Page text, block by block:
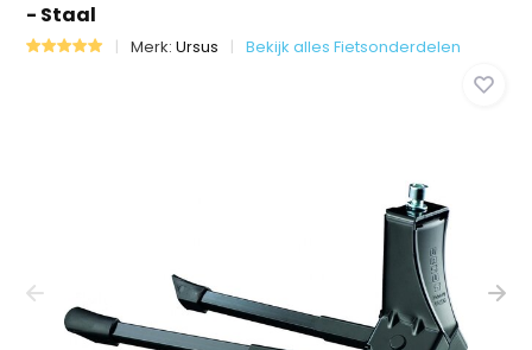
- Staal
Merk:Ursus Bekijk alles Fietsonderdelen